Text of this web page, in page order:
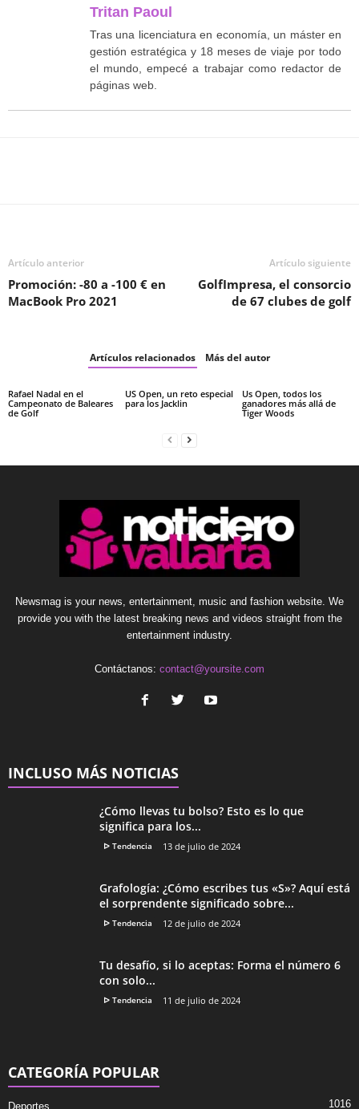
Tritan Paoul
Tras una licenciatura en economía, un máster en
gestión estratégica y 18 meses de viaje por todo
el mundo, empecé a trabajar como redactor de
páginas web.
Artículo anterior
Promoción: -80 a -100 € en
MacBook Pro 2021
Artículo siguiente
GolfImpresa, el consorcio
de 67 clubes de golf
Artículos relacionados Más del autor
Rafael Nadal en el
Campeonato de Baleares
de Golf
US Open, un reto especial
para los Jacklin
Us Open, todos los
ganadores más allá de
Tiger Woods
Newsmag is your news, entertainment, music and fashion website. We
provide you with the latest breaking news and videos straight from the
entertainment industry.
Contáctanos: contact@yoursite.com
INCLUSO MÁS NOTICIAS
¿Cómo llevas tu bolso? Esto es lo que
significa para los...
ᐅ Tendencia 13 de julio de 2024
Grafología: ¿Cómo escribes tus «S»? Aquí está
el sorprendente significado sobre...
ᐅ Tendencia 12 de julio de 2024
Tu desafío, si lo aceptas: Forma el número 6
con solo...
ᐅ Tendencia 11 de julio de 2024
CATEGORÍA POPULAR
Deportes 1016